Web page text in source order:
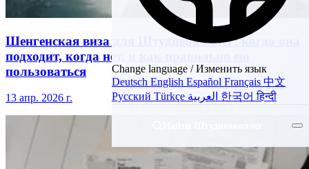
Change language / Изменить язык
Deutsch English Español Français 中文
Русский Türkçe 한국어हिन्दी
Шенгенская виза для Штудиенколлег: когда она
подходит, когда нет, и как правильно ею
пользоваться
13 апр. 2026 г.